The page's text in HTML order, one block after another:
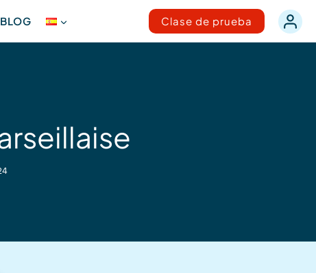
BLOG Clase de prueba